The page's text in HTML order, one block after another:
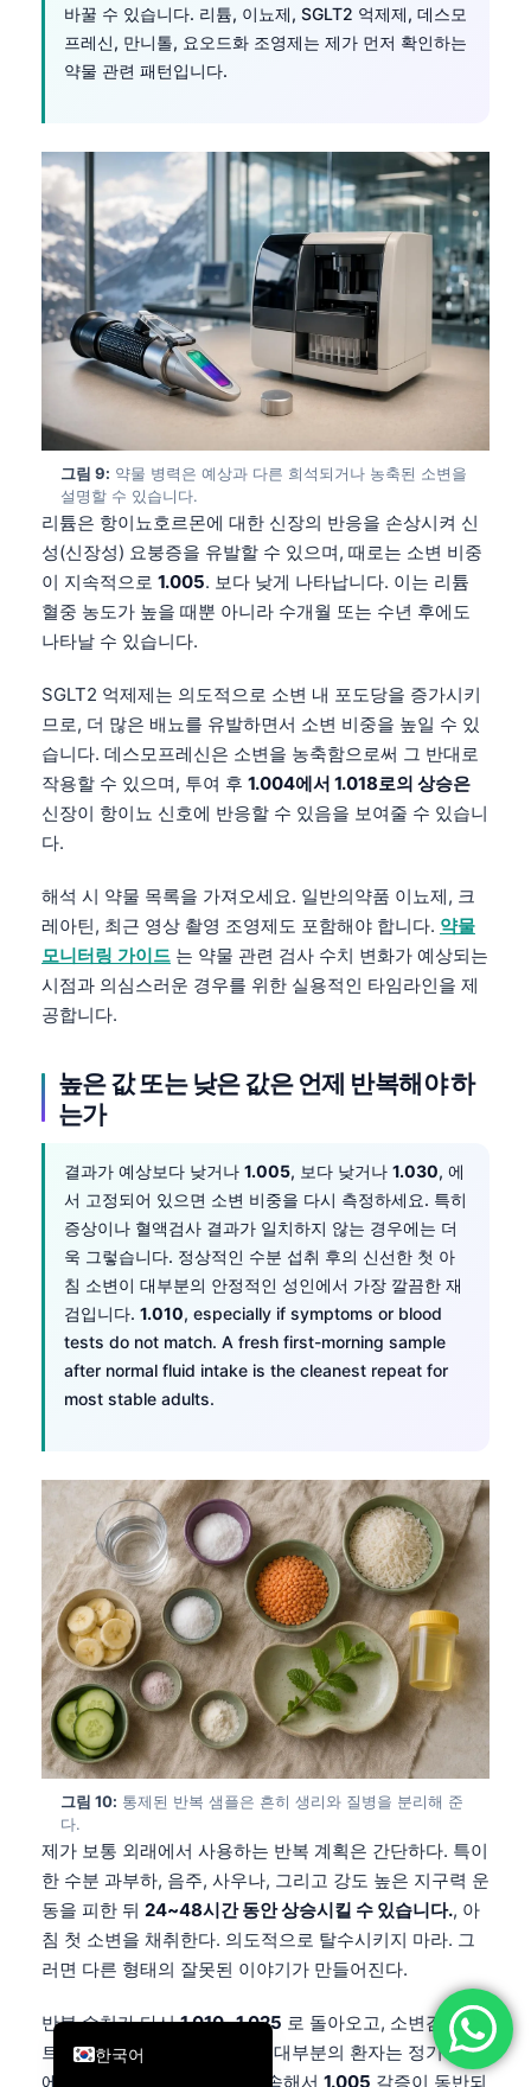
바꿀 수 있습니다. 리튬, 이뇨제, SGLT2 억제제, 데스모
프레신, 만니톨, 요오드화 조영제는 제가 먼저 확인하는
약물 관련 패턴입니다.
그림 9: 약물 병력은 예상과 다른 희석되거나 농축된 소변을
설명할 수 있습니다.
리튬은 항이뇨호르몬에 대한 신장의 반응을 손상시켜 신
성(신장성) 요붕증을 유발할 수 있으며, 때로는 소변 비중
이 지속적으로 1.005. 보다 낮게 나타납니다. 이는 리튬
혈중 농도가 높을 때뿐 아니라 수개월 또는 수년 후에도
나타날 수 있습니다.
SGLT2 억제제는 의도적으로 소변 내 포도당을 증가시키
므로, 더 많은 배뇨를 유발하면서 소변 비중을 높일 수 있
습니다. 데스모프레신은 소변을 농축함으로써 그 반대로
작용할 수 있으며, 투여 후 1.004에서 1.018로의 상승은
신장이 항이뇨 신호에 반응할 수 있음을 보여줄 수 있습니
다.
해석 시 약물 목록을 가져오세요. 일반의약품 이뇨제, 크
레아틴, 최근 영상 촬영 조영제도 포함해야 합니다. 약물
모니터링 가이드 는 약물 관련 검사 수치 변화가 예상되는
시점과 의심스러운 경우를 위한 실용적인 타임라인을 제
공합니다.
높은 값 또는 낮은 값은 언제 반복해야 하
는가
결과가 예상보다 낮거나 1.005, 보다 낮거나 1.030, 에
서 고정되어 있으면 소변 비중을 다시 측정하세요. 특히
증상이나 혈액검사 결과가 일치하지 않는 경우에는 더
욱 그렇습니다. 정상적인 수분 섭취 후의 신선한 첫 아
침 소변이 대부분의 안정적인 성인에서 가장 깔끔한 재
검입니다. 1.010, especially if symptoms or blood
tests do not match. A fresh first-morning sample
after normal fluid intake is the cleanest repeat for
most stable adults.
그림 10: 통제된 반복 샘플은 흔히 생리와 질병을 분리해 준
다.
제가 보통 외래에서 사용하는 반복 계획은 간단하다. 특이
한 수분 과부하, 음주, 사우나, 그리고 강도 높은 지구력 운
동을 피한 뒤 24~48시간 동안 상승시킬 수 있습니다., 아
침 첫 소변을 채취한다. 의도적으로 탈수시키지 마라. 그
러면 다른 형태의 잘못된 이야기가 만들어진다.
반복 수치가 다시1.010~1.025 로 돌아오고, 소변검사 스
트립이 그 외에는 정상이라면 대부분의 환자는 정기 방문
에서 이를 논의할 수 있다. 계속해서 1.005 갈증이 동반되
한국어
English
Deutsch
العربية
Français
עִבְרִית
Español
Português
Ελληνικά
Türkçe
Română
简体中文
فارسی
Български
हिन्दी
Bahasa Indonesia
Հայերեն
Íslenska
Српски језик
Svenska
Azərbaycan dili
Eesti
Čeština
ქართული
Русский
Slovenščina
Magyar
Shqip
বাংলা
اردو
मराठी
తెలుగు
தமிழ்
ગુજરાતી
ಕನ್ನಡ
മലയാളം
Bahasa Melayu
Tiếng Việt
Tagalog
ไทย
ဗမာစာ
ភាសាខ្មែរ
Українська
O‘zbekcha